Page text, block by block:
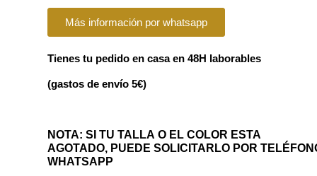
Más información por whatsapp
Tienes tu pedido en casa en 48H laborables
(gastos de envío 5€)
NOTA: SI TU TALLA O EL COLOR ESTA
AGOTADO, PUEDE SOLICITARLO POR
WHATSAPP